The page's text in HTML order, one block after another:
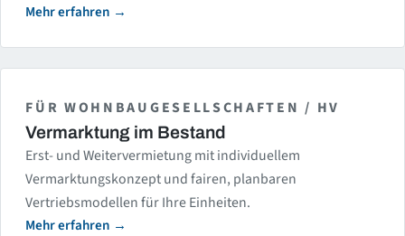
Mehr erfahren
FÜR WOHNBAUGESELLSCHAFTEN / HV
Vermarktung im Bestand
Erst- und Weitervermietung mit individuellem
Vermarktungskonzept und fairen, planbaren
Vertriebsmodellen für Ihre Einheiten.
Mehr erfahren